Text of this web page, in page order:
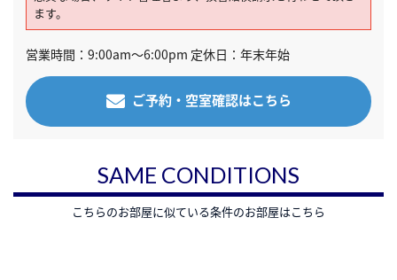
ます。
営業時間：9:00am～6:00pm 定休日：年末年始
ご予約・空室確認はこちら
SAME CONDITIONS
こちらのお部屋に似ている条件のお部屋はこちら